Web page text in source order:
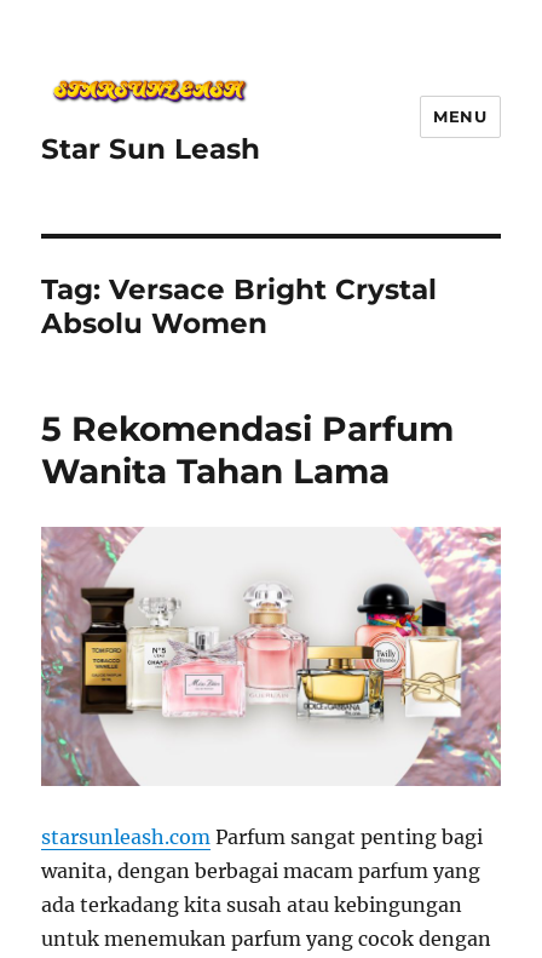
Star Sun Leash
MENU
Tag:Versace Bright Crystal
Absolu Women
5 Rekomendasi Parfum
Wanita Tahan Lama
starsunleash.com Parfum sangat penting bagi
wanita, dengan berbagai macam parfum yang
ada terkadang kita susah atau kebingungan
untuk menemukan parfum yang cocok dengan